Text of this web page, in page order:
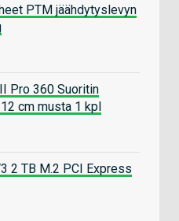
PTM jäähdytyslevyn
Pro 360 Suoritin
cm musta 1 kpl
2 TB M.2 PCI Express